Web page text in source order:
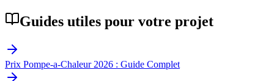
Guides utiles pour votre projet
Prix Pompe-a-Chaleur 2026 : Guide Complet